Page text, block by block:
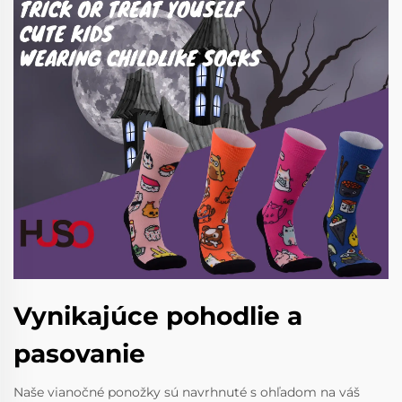
Vynikajúce pohodlie a
pasovanie
Naše vianočné ponožky sú navrhnuté s ohľadom na váš